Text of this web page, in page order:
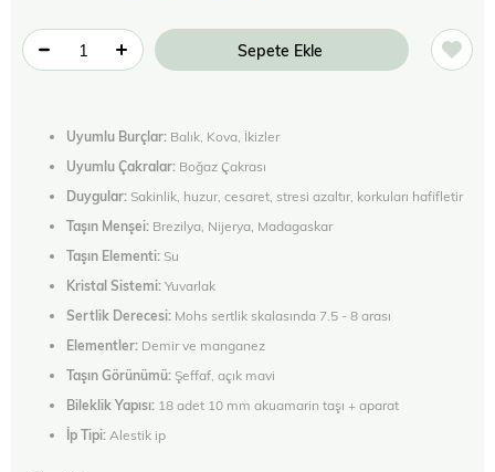
Uyumlu Burçlar: Balık, Kova, İkizler
Uyumlu Çakralar: Boğaz Çakrası
Duygular: Sakinlik, huzur, cesaret, stresi azaltır, korkuları hafifletir
Taşın Menşei: Brezilya, Nijerya, Madagaskar
Taşın Elementi: Su
Kristal Sistemi:Yuvarlak
Sertlik Derecesi: Mohs sertlik skalasında 7.5 - 8 arası
Elementler: Demir ve manganez
Taşın Görünümü: Şeffaf, açık mavi
Bileklik Yapısı: 18 adet 10 mm akuamarin taşı + aparat
İp Tipi: Alestik ip